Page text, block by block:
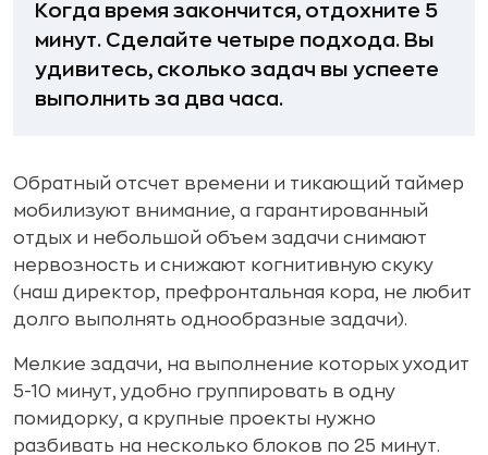
Когда время закончится, отдохните 5
минут. Сделайте четыре подхода. Вы
удивитесь, сколько задач вы успеете
выполнить за два часа.
Обратный отсчет времени и тикающий таймер
мобилизуют внимание, а гарантированный
отдых и небольшой объем задачи снимают
нервозность и снижают когнитивную скуку
(наш директор, префронтальная кора, не любит
долго выполнять однообразные задачи).
Мелкие задачи, на выполнение которых уходит
5-10 минут, удобно группировать в одну
помидорку, а крупные проекты нужно
разбивать на несколько блоков по 25 минут.